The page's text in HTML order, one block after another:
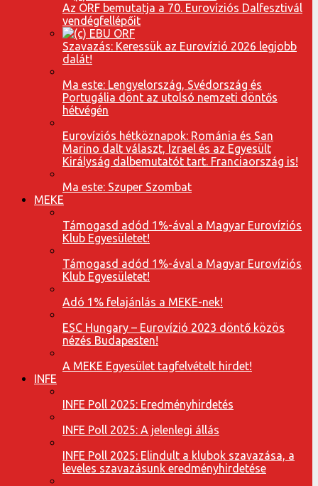
Az ORF bemutatja a 70. Eurovíziós Dalfesztivál
vendégfellépőit
Szavazás: Keressük az Eurovízió 2026 legjobb
dalát!
Ma este: Lengyelország, Svédország és
Portugália dönt az utolsó nemzeti döntős
hétvégén
Eurovíziós hétköznapok: Románia és San
Marino dalt választ, Izrael és az Egyesült
Királyság dalbemutatót tart. Franciaország is!
Ma este: Szuper Szombat
MEKE
Támogasd adód 1%-ával a Magyar Eurovíziós
Klub Egyesületet!
Támogasd adód 1%-ával a Magyar Eurovíziós
Klub Egyesületet!
Adó 1% felajánlás a MEKE-nek!
ESC Hungary – Eurovízió 2023 döntő közös
nézés Budapesten!
A MEKE Egyesület tagfelvételt hirdet!
INFE
INFE Poll 2025: Eredményhirdetés
INFE Poll 2025: A jelenlegi állás
INFE Poll 2025: Elindult a klubok szavazása, a
leveles szavazásunk eredményhirdetése